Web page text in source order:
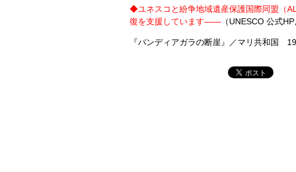
◆ユネスコと紛争地域遺産保護国際同盟（
復を支援しています――（UNESCO 公式HP
『バンディアガラの断崖』／マリ共和国